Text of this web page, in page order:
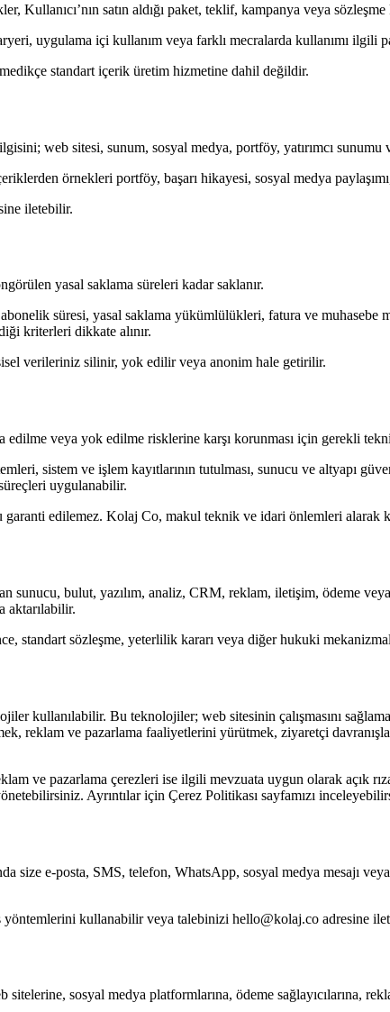
satın aldığı paket, teklif, kampanya veya
uygulama içi kullanım veya farklı mecralarda kullanımı ilgili
standart içerik üretim hizmetine dahil değildir.
web sitesi, sunum, sosyal medya, portföy, yatırımcı
örnekleri portföy, başarı hikayesi, sosyal medya
iletebilir.
yasal saklama süreleri kadar saklanır.
süresi, yasal saklama yükümlülükleri, fatura ve muhasebe
kriterleri dikkate alınır.
verileriniz silinir, yok edilir veya anonim hale getirilir.
veya yok edilme risklerine karşı korunması için gerekli
sistem ve işlem kayıtlarının tutulması, sunucu ve altyapı
uygulanabilir.
edilemez. Kolaj Co, makul teknik ve idari önlemleri alarak
sunucu, bulut, yazılım, analiz, CRM, reklam, iletişim, ödeme
aktarılabilir.
standart sözleşme, yeterlilik kararı veya diğer hukuki
kullanılabilir. Bu teknolojiler; web sitesinin çalışmasını
reklam ve pazarlama faaliyetlerini yürütmek, ziyaretçi
ve pazarlama çerezleri ise ilgili mevzuata uygun olarak açık
Ayrıntılar için Çerez Politikası sayfamızı
size e-posta, SMS, telefon, WhatsApp, sosyal medya mesajı
yöntemlerini kullanabilir veya talebinizi hello@kolaj.co adresine
sosyal medya platformlarına, ödeme sağlayıcılarına,